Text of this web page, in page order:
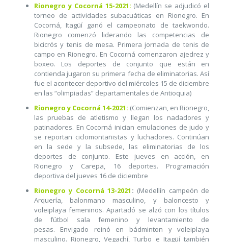
Rionegro y Cocorná 15-2021: (Medellín se adjudicó el
torneo de actividades subacuáticas en Rionegro. En
Cocorná, Itagüí ganó el campeonato de taekwondo.
Rionegro comenzó liderando las competencias de
bicicrós y tenis de mesa. Primera jornada de tenis de
campo en Rionegro. En Cocorná comenzaron ajedrez y
boxeo. Los deportes de conjunto que están en
contienda jugaron su primera fecha de eliminatorias. Así
fue el acontecer deportivo del miércoles 15 de diciembre
en las “olimpiadas” departamentales de Antioquia)
Rionegro y Cocorná 14-2021: (Comienzan, en Rionegro,
las pruebas de atletismo y llegan los nadadores y
patinadores. En Cocorná inician emulaciones de judo y
se reportan ciclomontañistas y luchadores. Continúan
en la sede y la subsede, las eliminatorias de los
deportes de conjunto. Este jueves en acción, en
Rionegro y Carepa, 16 deportes. Programación
deportiva del jueves 16 de diciembre
Rionegro y Cocorná 13-2021 : (Medellín campeón de
Arquería, balonmano masculino, y baloncesto y
voleiplaya femeninos. Apartadó se alzó con los títulos
de fútbol sala femenino y levantamiento de
pesas. Envigado reinó en bádminton y voleiplaya
masculino. Rionegro, Vegachí, Turbo e Itagüí también